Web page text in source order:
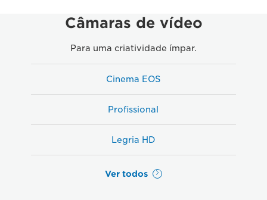
Câmaras de vídeo
Para uma criatividade ímpar.
Cinema EOS
Profissional
Legria HD
Ver todos